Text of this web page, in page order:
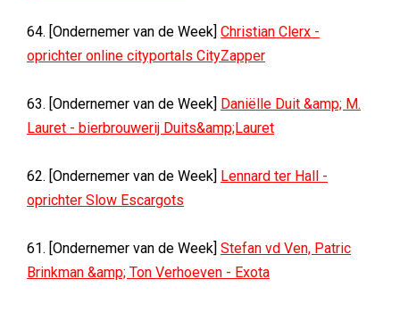
64. [Ondernemer van de Week] Christian Clerx -
oprichter online cityportals CityZapper
63. [Ondernemer van de Week] Daniëlle Duit &amp; M.
Lauret - bierbrouwerij Duits&amp;Lauret
62. [Ondernemer van de Week] Lennard ter Hall -
oprichter Slow Escargots
61. [Ondernemer van de Week] Stefan vd Ven, Patric
Brinkman &amp; Ton Verhoeven - Exota